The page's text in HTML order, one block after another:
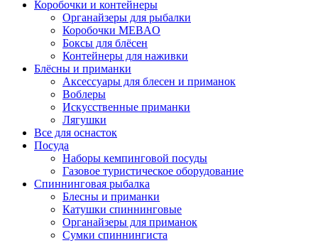
Коробочки и контейнеры
Органайзеры для рыбалки
Коробочки MEBAO
Боксы для блёсен
Контейнеры для наживки
Блёсны и приманки
Аксессуары для блесен и приманок
Воблеры
Искусственные приманки
Лягушки
Все для оснасток
Посуда
Наборы кемпинговой посуды
Газовое туристическое оборудование
Спиннинговая рыбалка
Блесны и приманки
Катушки спиннинговые
Органайзеры для приманок
Сумки спиннингиста